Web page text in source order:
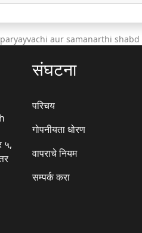
aur samanarthi
५,
संघटना
परिचय
गोपनीयता धोरण
वापराचे नियम
सम्पर्क करा